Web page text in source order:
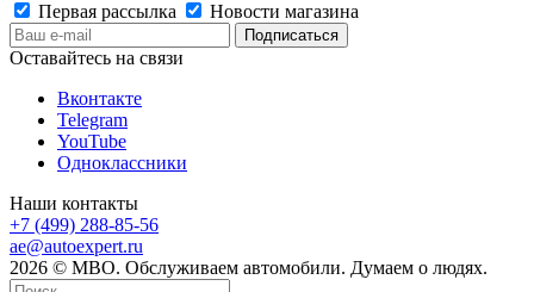
Первая рассылка
Новости магазина
Оставайтесь на связи
Вконтакте
Telegram
YouTube
Одноклассники
Наши контакты
+7 (499) 288-85-56
ae@autoexpert.ru
2026 © МВО. Обслуживаем автомобили. Думаем о людях.